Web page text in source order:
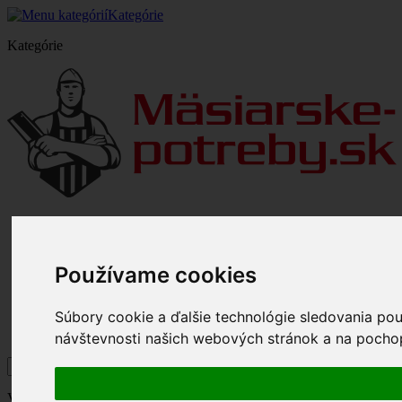
Používame cookies
Súbory cookie a ďalšie technológie sledovania
návštevnosti našich webových stránok a na
Kategórie
Kategórie
Odstúpenie od zmluvy a reklamácia
Mapa stránky
Vitajte,
prihláste sa